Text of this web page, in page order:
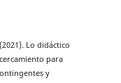
Lo didáctico
para
y